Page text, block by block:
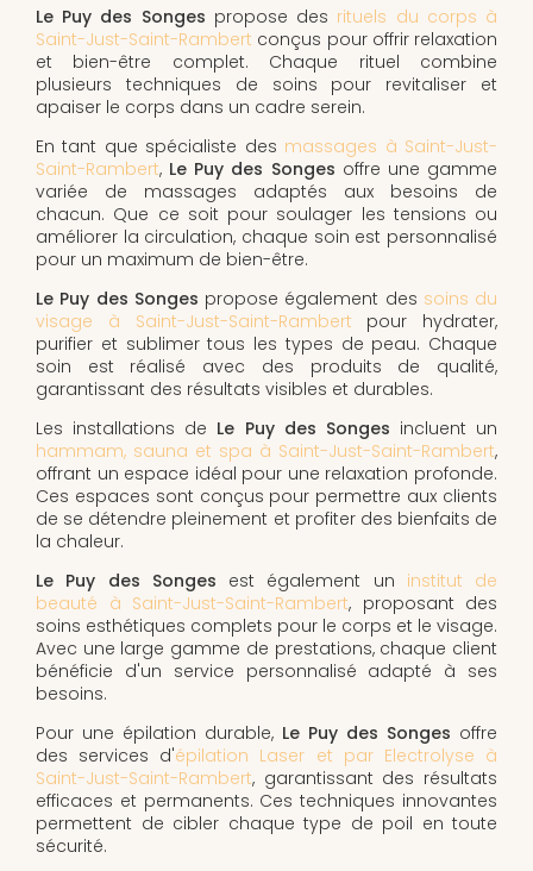
Le Puy des Songes propose des rituels du corps à
Saint-Just-Saint-Rambert conçus pour offrir relaxation
et bien-être complet. Chaque rituel combine
plusieurs techniques de soins pour revitaliser et
apaiser le corps dans un cadre serein.
En tant que spécialiste des massages à Saint-Just-
Saint-Rambert, Le Puy des Songes offre une gamme
variée de massages adaptés aux besoins de
chacun. Que ce soit pour soulager les tensions ou
améliorer la circulation, chaque soin est personnalisé
pour un maximum de bien-être.
Le Puy des Songes propose également des soins du
visage à Saint-Just-Saint-Rambert pour hydrater,
purifier et sublimer tous les types de peau. Chaque
soin est réalisé avec des produits de qualité,
garantissant des résultats visibles et durables.
Les installations de Le Puy des Songes incluent un
hammam, sauna et spa à Saint-Just-Saint-Rambert,
offrant un espace idéal pour une relaxation profonde.
Ces espaces sont conçus pour permettre aux clients
de se détendre pleinement et profiter des bienfaits de
la chaleur.
Le Puy des Songes est également un institut de
beauté à Saint-Just-Saint-Rambert, proposant des
soins esthétiques complets pour le corps et le visage.
Avec une large gamme de prestations, chaque client
bénéficie d'un service personnalisé adapté à ses
besoins.
Pour une épilation durable, Le Puy des Songes offre
des services d'épilation Laser et par Electrolyse à
Saint-Just-Saint-Rambert, garantissant des résultats
efficaces et permanents. Ces techniques innovantes
permettent de cibler chaque type de poil en toute
sécurité.